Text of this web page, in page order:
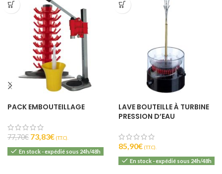
PACK EMBOUTEILLAGE
77,70€ 73,83€ (T.T.C).
En stock - expédié sous 24h/48h
LAVE BOUTEILLE À TURBINE
PRESSION D’EAU
85,90€ (T.T.C).
En stock - expédié sous 24h/48h